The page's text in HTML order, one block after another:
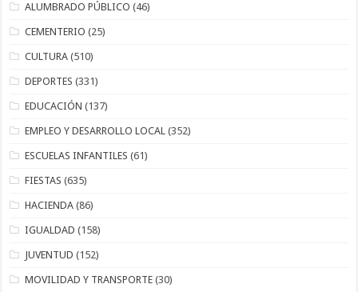
ALUMBRADO PÚBLICO (46)
CEMENTERIO (25)
CULTURA (510)
DEPORTES (331)
EDUCACIÓN (137)
EMPLEO Y DESARROLLO LOCAL (352)
ESCUELAS INFANTILES (61)
FIESTAS (635)
HACIENDA (86)
IGUALDAD (158)
JUVENTUD (152)
MOVILIDAD Y TRANSPORTE (30)